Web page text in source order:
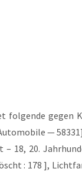
fol­gen­de gegen
—
18, 20.
: 178 ],